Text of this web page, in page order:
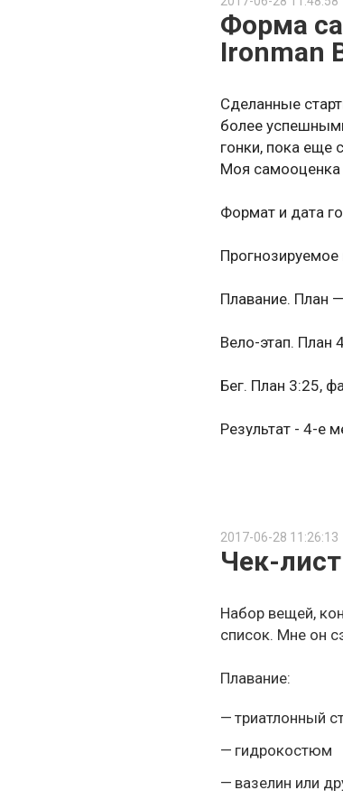
Электронный
Измеритель
Форма
Ironman
Сделанные
более
гонки, пока еще
Моя самооценка
Формат и дата
Плавание. План
Вело-этап. План
Бег. План 3:25,
Результат - 4-е
Надо беречь
Больше спать.
На старте
Управление
сдержать.
Не взял с
2017-06-28 11:26:13
Чек-
Набор вещей,
список. Мне он
Плавание:
триатлонный
гидрокостюм
вазелин или